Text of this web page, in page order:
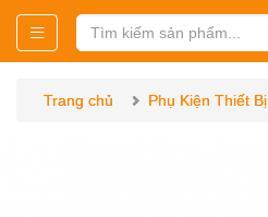
Trang chủ Phụ Kiện Thiết Bị